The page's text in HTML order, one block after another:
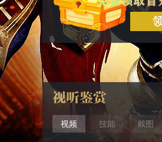
视频 技能 截图